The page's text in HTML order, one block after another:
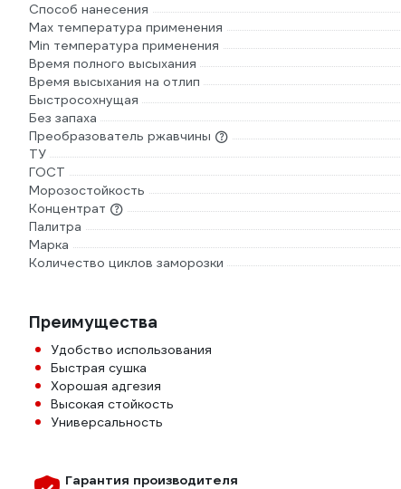
Способ нанесения
Max температура применения
Min температура применения
Время полного высыхания
Время высыхания на отлип
Быстросохнущая
Без запаха
Преобразователь ржавчины
ТУ
ГОСТ
Морозостойкость
Концентрат
Палитра
Марка
Количество циклов заморозки
Преимущества
Удобство использования
Быстрая сушка
Хорошая адгезия
Высокая стойкость
Универсальность
Гарантия производителя